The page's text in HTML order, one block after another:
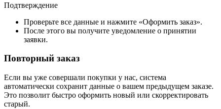
Подтверждение
Проверьте все данные и нажмите «Оформить заказ».
После этого вы получите уведомление о принятии
заявки.
Повторный заказ
Если вы уже совершали покупки у нас, система
автоматически сохранит данные о вашем предыдущем заказе.
Это позволит быстро оформить новый или скорректировать
старый.